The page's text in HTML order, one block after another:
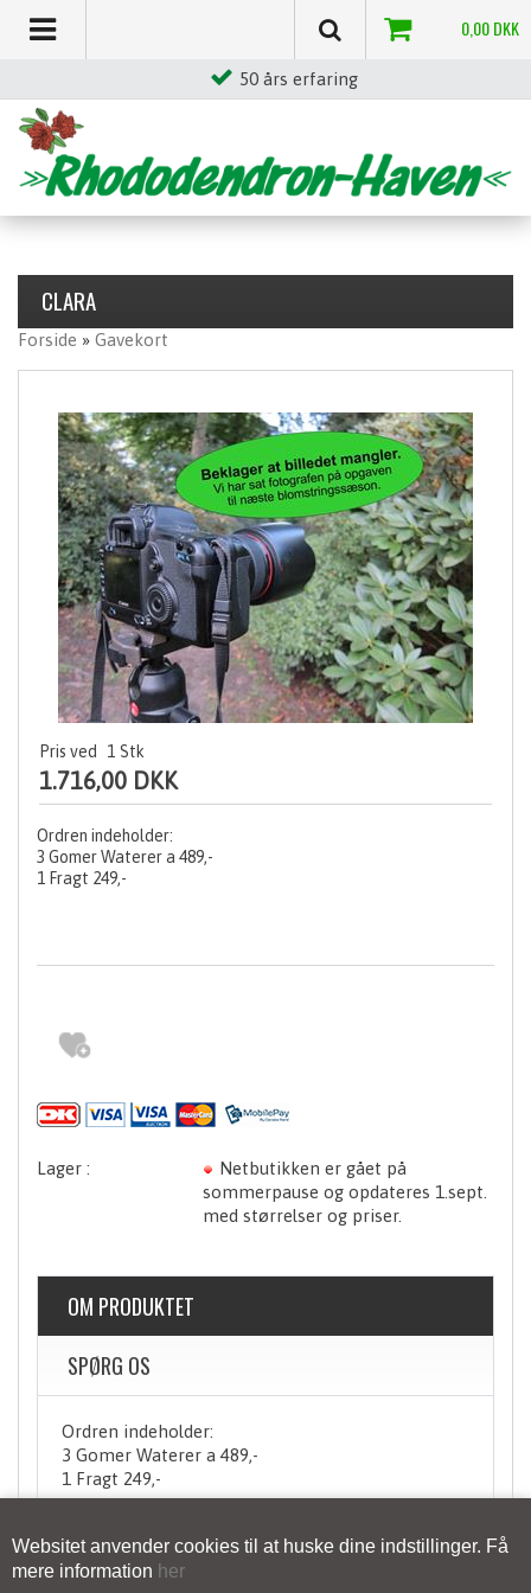
Websitet anvender cookies til at huske dine indstillinger. Få
mere information her
50 års erfaring
0,00DKK
CLARA
Forside » Gavekort
Pris ved 1 Stk
1.716,00 DKK
Ordren indeholder:
3 Gomer Waterer a 489,-
1 Fragt 249,-
Netbutikken er gået på
sommerpause og opdateres 1.sept.
med størrelser og priser.
OM PRODUKTET
SPØRG OS
Ordren indeholder:
3 Gomer Waterer a 489,-
1 Fragt 249,-